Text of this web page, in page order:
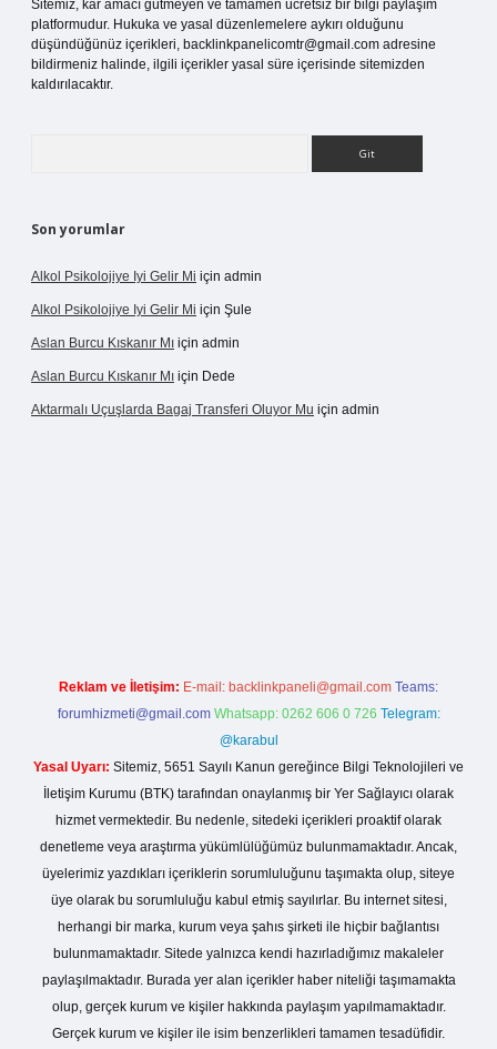
Sitemiz, kar amacı gütmeyen ve tamamen ücretsiz bir bilgi paylaşım
platformudur. Hukuka ve yasal düzenlemelere aykırı olduğunu
düşündüğünüz içerikleri, backlinkpanelicomtr@gmail.com adresine
bildirmeniz halinde, ilgili içerikler yasal süre içerisinde sitemizden
kaldırılacaktır.
Son yorumlar
Alkol Psikolojiye Iyi Gelir Mi için admin
Alkol Psikolojiye Iyi Gelir Mi için Şule
Aslan Burcu Kıskanır Mı için admin
Aslan Burcu Kıskanır Mı için Dede
Aktarmalı Uçuşlarda Bagaj Transferi Oluyor Mu için admin
Reklam ve İletişim: E-mail: backlinkpaneli@gmail.com Teams:
forumhizmeti@gmail.com Whatsapp: 0262 606 0 726 Telegram:
@karabul
Yasal Uyarı: Sitemiz, 5651 Sayılı Kanun gereğince Bilgi Teknolojileri ve
İletişim Kurumu (BTK) tarafından onaylanmış bir Yer Sağlayıcı olarak
hizmet vermektedir. Bu nedenle, sitedeki içerikleri proaktif olarak
denetleme veya araştırma yükümlülüğümüz bulunmamaktadır. Ancak,
üyelerimiz yazdıkları içeriklerin sorumluluğunu taşımakta olup, siteye
üye olarak bu sorumluluğu kabul etmiş sayılırlar. Bu internet sitesi,
herhangi bir marka, kurum veya şahıs şirketi ile hiçbir bağlantısı
bulunmamaktadır. Sitede yalnızca kendi hazırladığımız makaleler
paylaşılmaktadır. Burada yer alan içerikler haber niteliği taşımamakta
olup, gerçek kurum ve kişiler hakkında paylaşım yapılmamaktadır.
Gerçek kurum ve kişiler ile isim benzerlikleri tamamen tesadüfidir.